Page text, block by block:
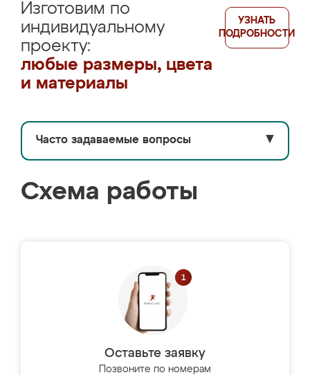
Изготовим по
индивидуальному
проекту:
любые размеры, цвета
и материалы
УЗНАТЬ
ПОДРОБНОСТИ
Часто задаваемые вопросы ▼
Схема работы
Оставьте заявку
Позвоните по номерам